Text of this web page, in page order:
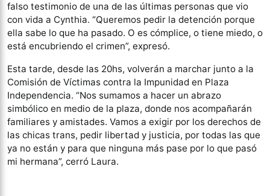
falso testimonio de una de las últimas personas que vio
con vida a Cynthia. “Queremos pedir la detención porque
ella sabe lo que ha pasado. O es cómplice, o tiene miedo, o
está encubriendo el crimen”, expresó.
Esta tarde, desde las 20hs, volverán a marchar junto a la
Comisión de Víctimas contra la Impunidad en Plaza
Independencia. “Nos sumamos a hacer un abrazo
simbólico en medio de la plaza, donde nos acompañarán
familiares y amistades. Vamos a exigir por los derechos de
las chicas trans, pedir libertad y justicia, por todas las que
ya no están y para que ninguna más pase por lo que pasó
mi hermana”, cerró Laura.